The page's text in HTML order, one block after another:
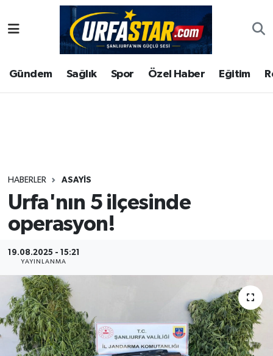
Gündem Sağlık Spor Özel Haber Eğitim
HABERLER ASAYİS
Urfa'nın 5 ilçesinde
operasyon!
19.08.2025 - 15:21
YAYINLANMA
ASAYİS
ÇEVRE
Gündem
Kültür
Magazin
Şanlıurfa Nöbetçi Eczaneler
Şanlıurfa Hava Durumu
Tüm Manşetler
Son Dakika Haberleri
Haber Arşivi